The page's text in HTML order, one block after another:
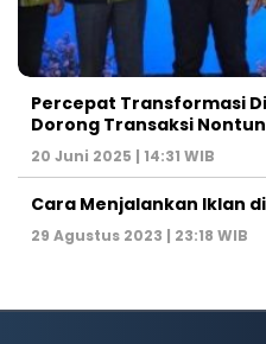
Percepat Transformasi
Dorong Transaksi
20 Juni 2025 | 14:31 WIB
Cara Menjalankan Iklan
29 Agustus 2023 | 23:18 WIB